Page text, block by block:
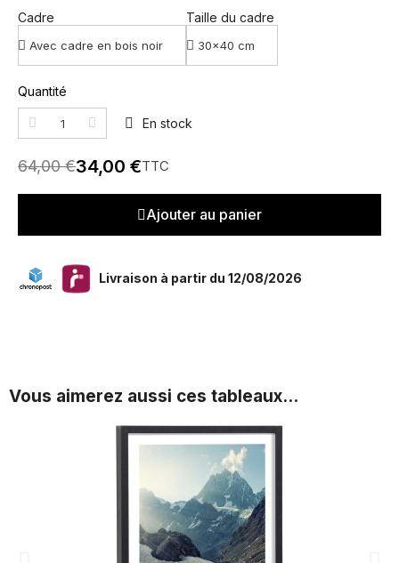
Cadre Taille du cadre
Quantité
En stock
64,00 €34,00 €TTC
Ajouter au panier
Livraison à partir du 12/08/2026
Vous aimerez aussi ces tableaux...